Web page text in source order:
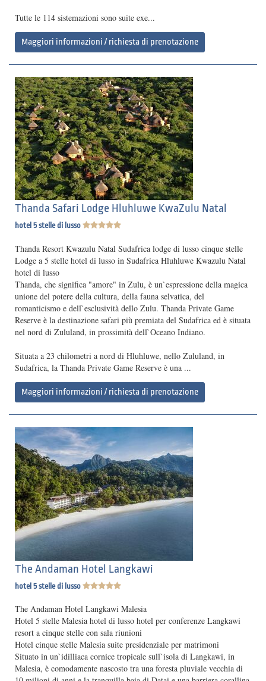
Tutte le 114 sistemazioni sono suite exe...
Maggiori informazioni / richiesta di prenotazione
Thanda Safari Lodge Hluhluwe KwaZulu Natal
hotel 5 stelle di lusso
Thanda Resort Kwazulu Natal Sudafrica lodge di lusso cinque stelle
Lodge a 5 stelle hotel di lusso in Sudafrica Hluhluwe Kwazulu Natal
hotel di lusso
Thanda, che significa "amore" in Zulu, è un`espressione della magica
unione del potere della cultura, della fauna selvatica, del
romanticismo e dell`esclusività dello Zulu. Thanda Private Game
Reserve è la destinazione safari più premiata del Sudafrica ed è situata
nel nord di Zululand, in prossimità dell`Oceano Indiano.
Situata a 23 chilometri a nord di Hluhluwe, nello Zululand, in
Sudafrica, la Thanda Private Game Reserve è una ...
Maggiori informazioni / richiesta di prenotazione
The Andaman Hotel Langkawi
hotel 5 stelle di lusso
The Andaman Hotel Langkawi Malesia
Hotel 5 stelle Malesia hotel di lusso hotel per conferenze Langkawi
resort a cinque stelle con sala riunioni
Hotel cinque stelle Malesia suite presidenziale per matrimoni
Situato in un`idilliaca cornice tropicale sull`isola di Langkawi, in
Malesia, è comodamente nascosto tra una foresta pluviale vecchia di